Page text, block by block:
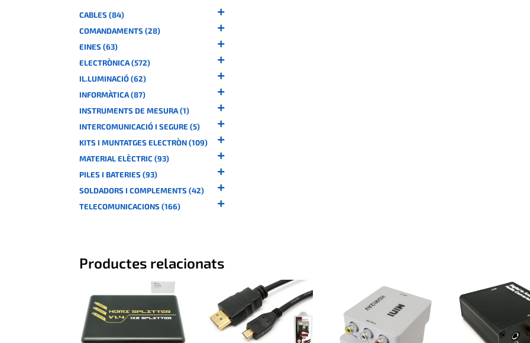
CABLES (84)
COMANDAMENTS (28)
EINES (63)
ELECTRÒNICA (572)
IL.LUMINACIÓ (62)
INFORMÀTICA (87)
INSTRUMENTS DE MESURA (1)
INTERCOMUNICACIÓ I SEGURE (5)
KITS I MUNTATGES ELECTRÒN (109)
MATERIAL ELÈCTRIC (93)
PILES I BATERIES (93)
SOLDADORS I COMPLEMENTS (42)
TELECOMUNICACIONS (166)
Productes relacionats